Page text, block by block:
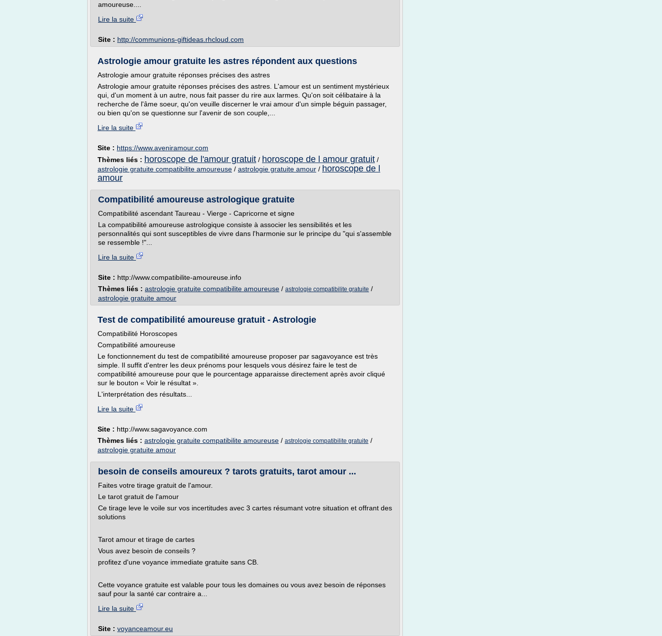
amoureuse....
Lire la suite
Site : http://communions-giftideas.rhcloud.com
Astrologie amour gratuite les astres répondent aux questions
Astrologie amour gratuite réponses précises des astres
Astrologie amour gratuite réponses précises des astres. L'amour est un sentiment mystérieux
qui, d'un moment à un autre, nous fait passer du rire aux larmes. Qu'on soit célibataire à la
recherche de l'âme soeur, qu'on veuille discerner le vrai amour d'un simple béguin passager,
ou bien qu'on se questionne sur l'avenir de son couple,...
Lire la suite
Site : https://www.aveniramour.com
Thèmes liés : horoscope de l'amour gratuit / horoscope de l amour gratuit /
astrologie gratuite compatibilite amoureuse / astrologie gratuite amour / horoscope de l
amour
Compatibilité amoureuse astrologique gratuite
Compatibilité ascendant Taureau - Vierge - Capricorne et signe
La compatibilité amoureuse astrologique consiste à associer les sensibilités et les
personnalités qui sont susceptibles de vivre dans l'harmonie sur le principe du "qui s'assemble
se ressemble !"...
Lire la suite
Site : http://www.compatibilite-amoureuse.info
Thèmes liés : astrologie gratuite compatibilite amoureuse / astrologie compatibilite gratuite /
astrologie gratuite amour
Test de compatibilité amoureuse gratuit - Astrologie
Compatibilité Horoscopes
Compatibilité amoureuse
Le fonctionnement du test de compatibilité amoureuse proposer par sagavoyance est très
simple. Il suffit d'entrer les deux prénoms pour lesquels vous désirez faire le test de
compatibilité amoureuse pour que le pourcentage apparaisse directement après avoir cliqué
sur le bouton « Voir le résultat ».
L'interprétation des résultats...
Lire la suite
Site : http://www.sagavoyance.com
Thèmes liés : astrologie gratuite compatibilite amoureuse / astrologie compatibilite gratuite /
astrologie gratuite amour
besoin de conseils amoureux ? tarots gratuits, tarot amour ...
Faites votre tirage gratuit de l'amour.
Le tarot gratuit de l'amour
Ce tirage leve le voile sur vos incertitudes avec 3 cartes résumant votre situation et offrant des
solutions
Tarot amour et tirage de cartes
Vous avez besoin de conseils ?
profitez d'une voyance immediate gratuite sans CB.
Cette voyance gratuite est valable pour tous les domaines ou vous avez besoin de réponses
sauf pour la santé car contraire a...
Lire la suite
Site : voyanceamour.eu